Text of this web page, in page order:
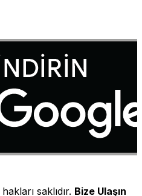
saklıdır. Bize Ulaşın